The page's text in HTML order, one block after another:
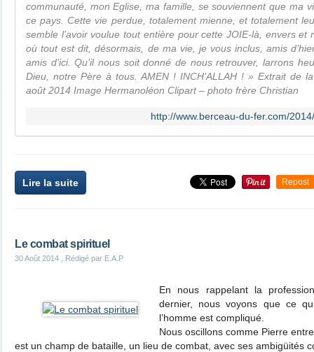
communauté, mon Eglise, ma famille, se souviennent que ma
ce pays. Cette vie perdue, totalement mienne, et totalement
semble l’avoir voulue tout entière pour cette JOIE-là, envers et
où tout est dit, désormais, de ma vie, je vous inclus, amis
amis d’ici. Qu’il nous soit donné de nous retrouver, larrons
Dieu, notre Père à tous. AMEN ! INCH’ALLAH ! » Extrait de
août 2014 Image Hermanoléon Clipart – photo frère Christian
http://www.berceau-du-fer.com/
Lire la suite Repost
Le combat spirituel
30 Août 2014 , Rédigé par E.A.P
En nous rappelant la
dernier, nous voyons que ce
l’homme est compliqué.
Nous oscillons comme Pierre
est un champ de bataille, un lieu de combat, avec ses ambigüités